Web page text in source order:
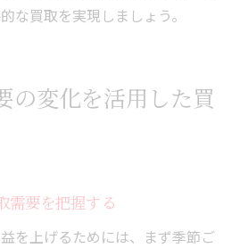
な買取を実現しましょう。
の変化を活用した買
需要を把握する
を上げるためには、まず季節ご